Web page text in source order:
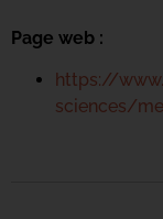
Page web :
https://
sciences/